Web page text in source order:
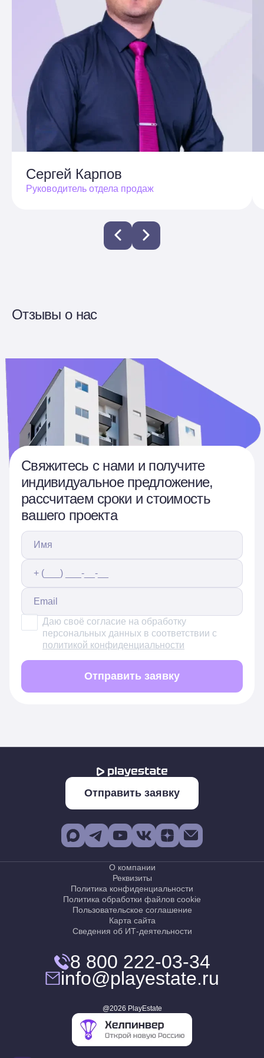
Сергей Карпов
Руководитель отдела продаж
Отзывы о нас
Свяжитесь с нами и получите
индивидуальное предложение,
рассчитаем сроки и стоимость
вашего проекта
Даю своё согласие на обработку
персональных данных в соответствии с
политикой конфиденциальности
Отправить заявку
Отправить заявку
О компании
Реквизиты
Политика конфиденциальности
Политика обработки файлов cookie
Пользовательское соглашение
Карта сайта
Сведения об ИТ-деятельности
8 800 222-03-34
info@playestate.ru
@2026 PlayEstate